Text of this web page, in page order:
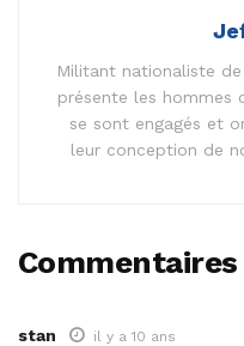
Militant nationaliste
présente les hommes
se sont engagés et
leur conception de
Commentaires
stan il y a 10 ans